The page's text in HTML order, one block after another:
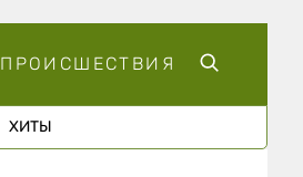
ПРОИСШЕСТВИЯ
ХИТЫ